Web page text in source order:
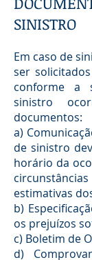
SINISTRO
Em caso de
ser
conforme a
sinistro
documentos:
a)
de sinistro
horário da
estimativas
b)
os prejuízos
c) Boletim de
d)